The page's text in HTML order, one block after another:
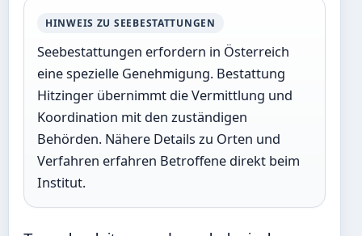
HINWEIS ZU SEEBESTATTUNGEN
Seebestattungen erfordern in Österreich
eine spezielle Genehmigung. Bestattung
Hitzinger übernimmt die Vermittlung und
Koordination mit den zuständigen
Behörden. Nähere Details zu Orten und
Verfahren erfahren Betroffene direkt beim
Institut.